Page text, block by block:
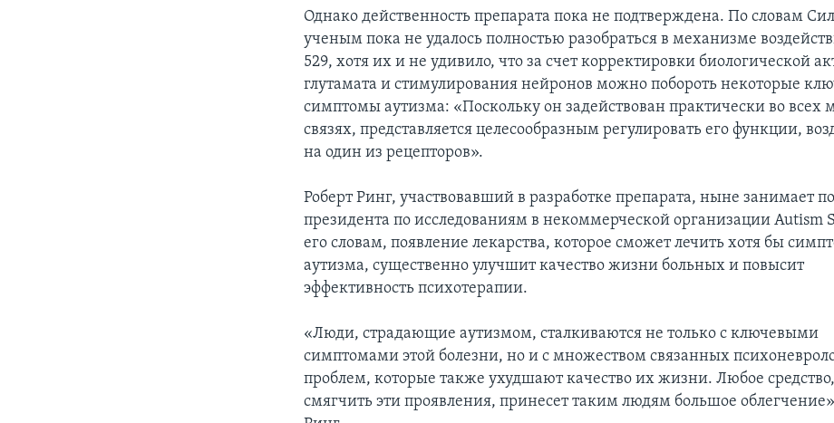
Однако действенность препарата пока не подтверждена. По словам
ученым пока не удалось полностью разобраться в механизме
529, хотя их и не удивило, что за счет корректировки биологической
глутамата и стимулирования нейронов можно побороть некоторые
симптомы аутизма: «Поскольку он задействован практически во всех
связях, представляется целесообразным регулировать его функции,
на один из рецепторов».
Роберт Ринг, участвовавший в разработке препарата, ныне занимает
президента по исследованиям в некоммерческой организации Autism
его словам, появление лекарства, которое сможет лечить хотя бы
аутизма, существенно улучшит качество жизни больных и повысит
эффективность психотерапии.
«Люди, страдающие аутизмом, сталкиваются не только с ключевыми
симптомами этой болезни, но и с множеством связанных
проблем, которые также ухудшают качество их жизни. Любое
смягчить эти проявления, принесет таким людям большое